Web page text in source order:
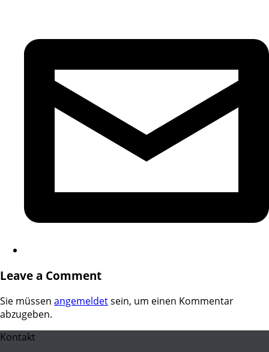
Leave a Comment
Sie müssen angemeldetsein, um einen Kommentar
abzugeben.
Kontakt